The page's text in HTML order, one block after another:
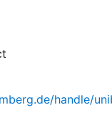
handle/